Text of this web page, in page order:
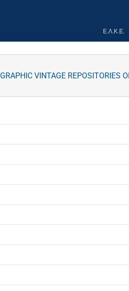
Ε.Λ.Κ.Ε.
VINTAGE REPOSITORIES